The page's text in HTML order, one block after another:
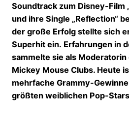
Soundtrack zum Disney-Film
und ihre Single „Reflection“
der große Erfolg stellte sich
Superhit ein. Erfahrungen in
sammelte sie als
Mickey Mouse Clubs. Heute
mehrfache Grammy-
größten weiblichen Pop-